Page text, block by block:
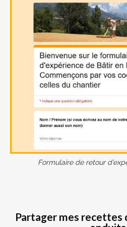
Formulaire de retour
Partager mes recettes